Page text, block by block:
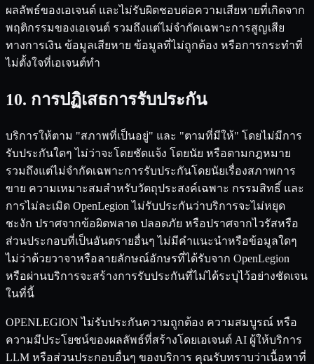
ผลลัพธ์ของเอเจนต์ และไม่รับผิดชอบต่อความเสียหายที่เกิดจาก
พฤติกรรมของเอเจนต์ รวมถึงแต่ไม่จำกัดเฉพาะการสูญเสีย
ทางการเงิน ข้อมูลเสียหาย ข้อมูลที่ไม่ถูกต้อง หรือการกระทำที่
ไม่ตั้งใจที่เอเจนต์ทำ
10. การปฏิเสธการรับประกัน
บริการให้ตาม "สภาพที่เป็นอยู่" และ "ตามที่มีให้" โดยไม่มีการ
รับประกันใดๆ ไม่ว่าจะโดยชัดแจ้ง โดยนัย หรือตามกฎหมาย
รวมถึงแต่ไม่จำกัดเฉพาะการรับประกันโดยนัยเรื่องสภาพการ
ขาย ความเหมาะสมสำหรับวัตถุประสงค์เฉพาะ กรรมสิทธิ์ และ
การไม่ละเมิด OpenLegion ไม่รับประกันว่าบริการจะไม่หยุด
ชะงัก ปราศจากข้อผิดพลาด ปลอดภัย หรือปราศจากไวรัสหรือ
ส่วนประกอบที่เป็นอันตรายอื่นๆ ไม่มีคำแนะนำหรือข้อมูลใดๆ
ไม่ว่าด้วยวาจาหรือลายลักษณ์อักษรที่ได้รับจาก OpenLegion
หรือผ่านบริการจะสร้างการรับประกันที่ไม่ได้ระบุไว้อย่างชัดเจน
ในที่นี้
OPENLEGION ไม่รับประกันความถูกต้อง ความสมบูรณ์ หรือ
ความมีประโยชน์ของผลลัพธ์ที่สร้างโดยเอเจนต์ AI ผู้ให้บริการ
LLM หรือส่วนประกอบอื่นๆ ของบริการ คุณรับทราบว่าเนื้อหาที่